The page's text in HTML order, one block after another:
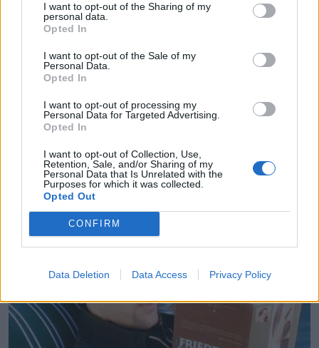
I want to opt-out of the Sharing of my
personal data.
Opted In
I want to opt-out of the Sale of my
Personal Data.
Opted In
I want to opt-out of processing my
Personal Data for Targeted Advertising.
Opted In
I want to opt-out of Collection, Use,
Retention, Sale, and/or Sharing of my
Personal Data that Is Unrelated with the
Purposes for which it was collected.
Opted Out
CONFIRM
Data Deletion Data Access Privacy Policy